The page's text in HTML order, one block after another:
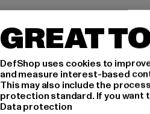
GREAT
DefShop uses cookies to
and measure interest-based
This may also include the
protection standard. If you want
Data protection